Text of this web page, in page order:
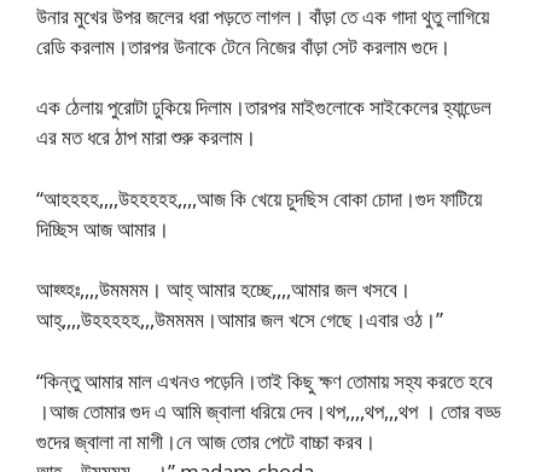
উনার মুখের উপর জলের ধরা পড়তে লাগল। বাঁড়া তে এক গাদা থুতু লাগিয়ে
রেডি করলাম।তারপর উনাকে টেনে নিজের বাঁড়া সেট করলাম গুদে।
এক ঠেলায় পুরোটা ঢুকিয়ে দিলাম।তারপর মাইগুলোকে সাইকেলের হ্যান্ডেল
এর মত ধরে ঠাপ মারা শুরু করলাম।
“আহহহহ,,,,উহহহহহ,,,,আজ কি খেয়ে চুদছিস বোকা চোদা।গুদ ফাটিয়ে
দিচ্ছিস আজ আমার।
আহ্হ্হঃ,,,,উমমমম। আহ্ আমার হচ্ছে,,,,আমার জল খসবে।
আহ্,,,,উহহহহহ,,,উমমমম।আমার জল খসে গেছে।এবার ওঠ।”
“কিন্তু আমার মাল এখনও পড়েনি।তাই কিছু ক্ষণ তোমায় সহ্য করতে হবে
।আজ তোমার গুদ এ আমি জ্বালা ধরিয়ে দেব।থপ,,,,থপ,,,থপ । তোর বড্ড
গুদের জ্বালা না মাগী।নে আজ তোর পেটে বাচ্চা করব।